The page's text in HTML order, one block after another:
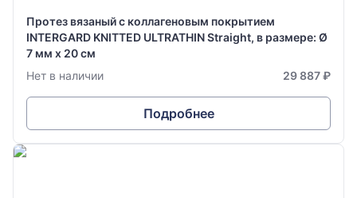
Протез вязаный с коллагеновым покрытием
INTERGARD KNITTED ULTRATHIN Straight, в размере: Ø
7 мм х 20 см
Нет в наличии
29 887 ₽
Подробнее